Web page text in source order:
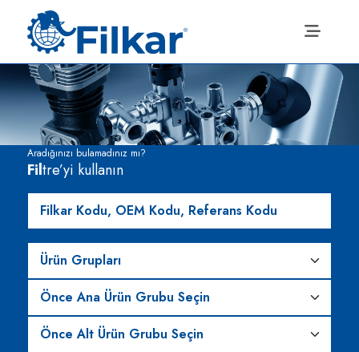
Aradığınızı bulamadınız mı?
Filtre’yi kullanın